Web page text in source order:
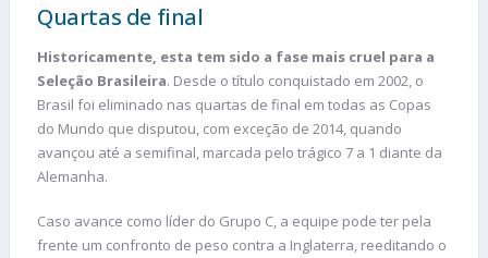
Quartas de final
Historicamente, esta tem sido a fase mais cruel para a
Seleção Brasileira. Desde o título conquistado em 2002, o
Brasil foi eliminado nas quartas de final em todas as Copas
do Mundo que disputou, com exceção de 2014, quando
avançou até a semifinal, marcada pelo trágico 7 a 1 diante da
Alemanha.
Caso avance como líder do Grupo C, a equipe pode ter pela
frente um confronto de peso contra a Inglaterra, reeditando o